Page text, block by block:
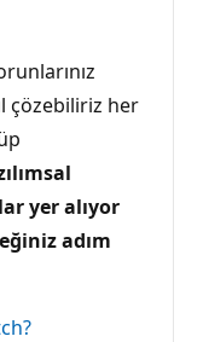
çözebiliriz her
yer alıyor
adım